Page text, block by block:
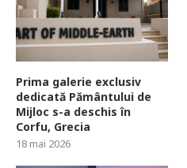
Prima galerie exclusiv
dedicată Pământului de
Mijloc s-a deschis în
Corfu, Grecia
18 mai 2026